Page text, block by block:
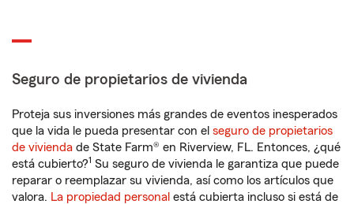
Seguro de propietarios de vivienda
Proteja sus inversiones más grandes de eventos inesperados
que la vida le pueda presentar con el seguro de propietarios
de vivienda de State Farm® en Riverview, FL. Entonces, ¿qué
está cubierto?1 Su seguro de vivienda le garantiza que puede
reparar o reemplazar su vivienda, así como los artículos que
valora. La propiedad personal está cubierta incluso si está de